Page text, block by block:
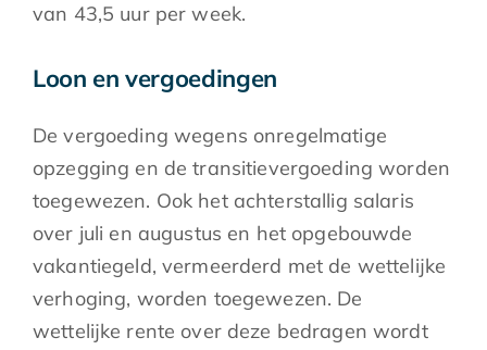
van 43,5 uur per week.
Loon en vergoedingen
De vergoeding wegens onregelmatige
opzegging en de transitievergoeding worden
toegewezen. Ook het achterstallig salaris
over juli en augustus en het opgebouwde
vakantiegeld, vermeerderd met de wettelijke
verhoging, worden toegewezen. De
wettelijke rente over deze bedragen wordt